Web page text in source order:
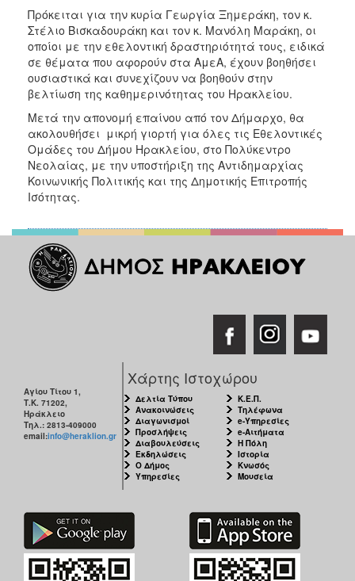
Πρόκειται για την κυρία Γεωργία Ξημεράκη, τον κ.
Στέλιο Βισκαδουράκη και τον κ. Μανόλη Μαράκη, οι
οποίοι με την εθελοντική δραστηριότητά τους, ειδικά
σε θέματα που αφορούν στα ΑμεΑ, έχουν βοηθήσει
ουσιαστικά και συνεχίζουν να βοηθούν στην
βελτίωση της καθημερινότητας του Ηρακλείου.
Μετά την απονομή επαίνου από τον Δήμαρχο, θα
ακολουθήσει μικρή γιορτή για όλες τις Εθελοντικές
Ομάδες του Δήμου Ηρακλείου, στο Πολύκεντρο
Νεολαίας, με την υποστήριξη της Αντιδημαρχίας
Κοινωνικής Πολιτικής και της Δημοτικής Επιτροπής
Ισότητας.
Αγίου Τίτου 1,
Τ.Κ. 71202,
Ηράκλειο
Τηλ.: 2813-409000
email:info@heraklion.gr
Χάρτης Ιστοχώρου
Δελτία Τύπου
Ανακοινώσεις
Διαγωνισμοί
Προσλήψεις
Διαβουλεύσεις
Εκδηλώσεις
Ο Δήμος
Υπηρεσίες
Κ.Ε.Π.
Τηλέφωνα
e-Υπηρεσίες
e-Αιτήματα
Η Πόλη
Ιστορία
Κνωσός
Μουσεία